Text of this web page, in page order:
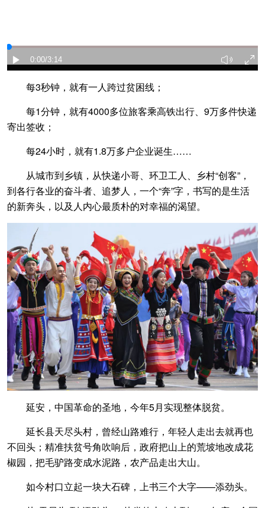
每3秒钟，就有一人跨过贫困线；
每1分钟，就有4000多位旅客乘高铁出行、9万多件快递
寄出签收；
每24小时，就有1.8万多户企业诞生……
从城市到乡镇，从快递小哥、环卫工人、乡村“创客”，
到各行各业的奋斗者、追梦人，一个“奔”字，书写的是生活
的新奔头，以及人内心最质朴的对幸福的渴望。
延安，中国革命的圣地，今年5月实现整体脱贫。
延长县天尽头村，曾经山路难行，年轻人走出去就再也
不回头；精准扶贫号角吹响后，政府把山上的荒坡地改成花
椒园，把毛驴路变成水泥路，农产品走出大山。
如今村口立起一块大石碑，上书三个大字——添劲头。